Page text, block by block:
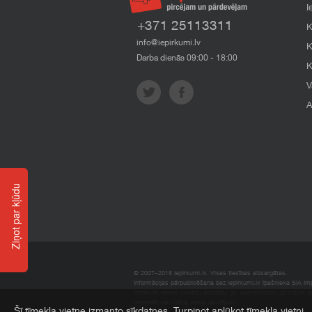
+371 25113311
info@iepirkumi.lv
Darba dienās 09:00 - 18:00
© 2007–2018 Iepirkumi.lv. Visas tiesības aizsargātas.
Informācijas pārpublicēšana bez iepirkumi.lv īpašnieka SIA
Ziņot par kļūdu